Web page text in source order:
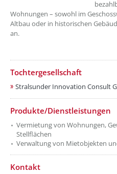
Wohnungen – sowohl im
Altbau oder in historischen
an.
Tochtergesellschaft
Stralsunder Innovation Consult
??? absaetzeOben[2]/titel
Produkte/Dienstleistungen
Vermietung von Wohnungen,
Stellflächen
Verwaltung von Mietobjekten
??? absaetzeOben[3]/titel
Kontakt